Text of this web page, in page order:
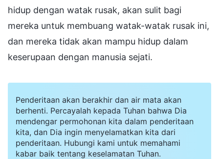
hidup dengan watak rusak, akan sulit bagi
mereka untuk membuang watak-watak rusak ini,
dan mereka tidak akan mampu hidup dalam
keserupaan dengan manusia sejati.
Penderitaan akan berakhir dan air mata akan
berhenti. Percayalah kepada Tuhan bahwa Dia
mendengar permohonan kita dalam penderitaan
kita, dan Dia ingin menyelamatkan kita dari
penderitaan. Hubungi kami untuk memahami
kabar baik tentang keselamatan Tuhan.